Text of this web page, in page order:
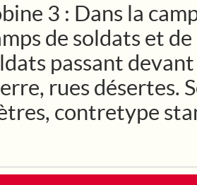
3 : Dans la
de soldats et
passant
rues désertes.
contretype